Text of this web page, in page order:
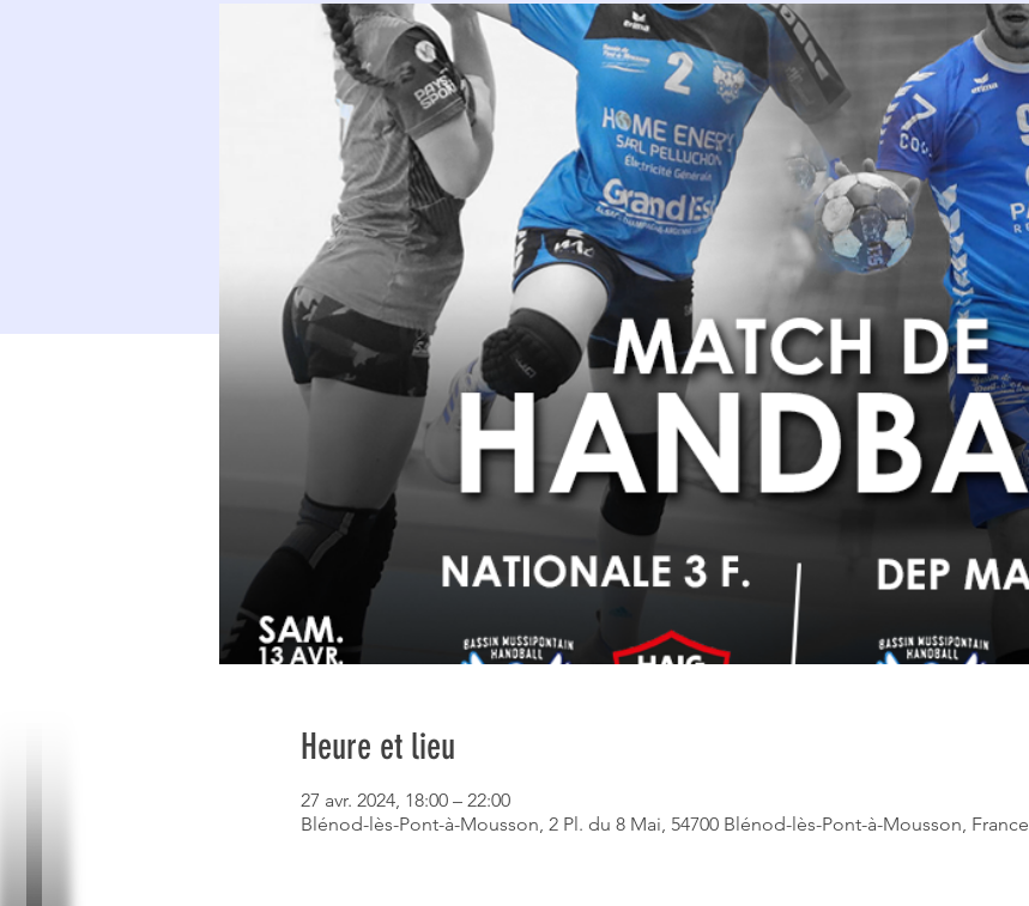
Heure et lieu
27 avr. 2024, 18:00 – 22:00
Blénod-lès-Pont-à-Mousson, 2 Pl. du 8 Mai, 54700 Blénod-lès-Pont-à-Mousson, France